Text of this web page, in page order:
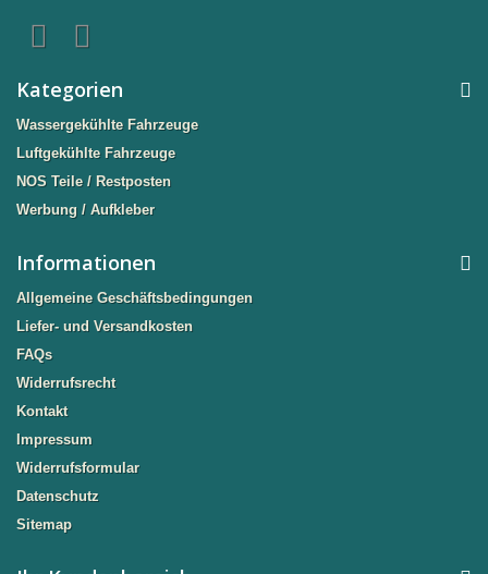
Kategorien
Wassergekühlte Fahrzeuge
Luftgekühlte Fahrzeuge
NOS Teile / Restposten
Werbung / Aufkleber
Informationen
Allgemeine Geschäftsbedingungen
Liefer- und Versandkosten
FAQs
Widerrufsrecht
Kontakt
Impressum
Widerrufsformular
Datenschutz
Sitemap